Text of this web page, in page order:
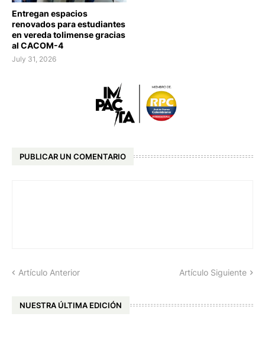
Entregan espacios
renovados para estudiantes
en vereda tolimense gracias
al CACOM-4
July 31, 2026
PUBLICAR UN COMENTARIO
Artículo Anterior Artículo Siguiente
NUESTRA ÚLTIMA EDICIÓN